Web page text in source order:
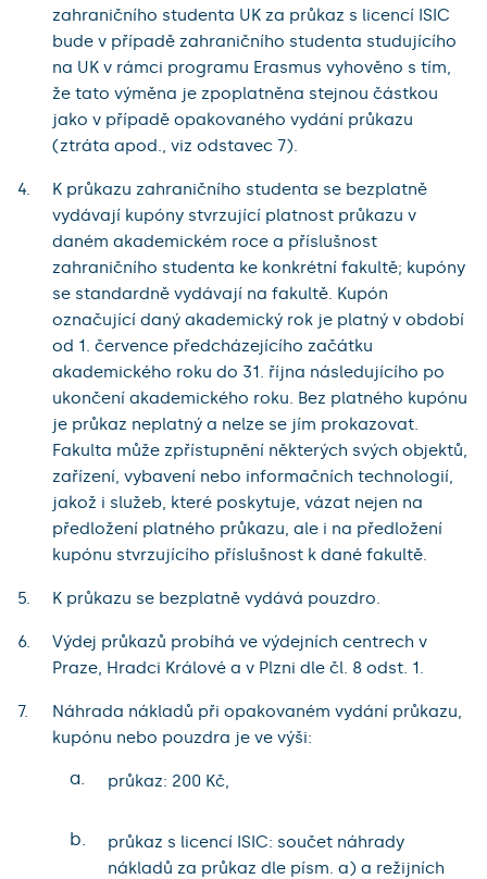
zahraničního studenta UK za průkaz s licencí ISIC
bude v případě zahraničního studenta studujícího
na UK v rámci programu Erasmus vyhověno s tím,
že tato výměna je zpoplatněna stejnou částkou
jako v případě opakovaného vydání průkazu
(ztráta apod., viz odstavec 7).
K průkazu zahraničního studenta se bezplatně
vydávají kupóny stvrzující platnost průkazu v
daném akademickém roce a příslušnost
zahraničního studenta ke konkrétní fakultě; kupóny
se standardně vydávají na fakultě. Kupón
označující daný akademický rok je platný v období
od 1. července předcházejícího začátku
akademického roku do 31. října následujícího po
ukončení akademického roku. Bez platného kupónu
je průkaz neplatný a nelze se jím prokazovat.
Fakulta může zpřístupnění některých svých objektů,
zařízení, vybavení nebo informačních technologií,
jakož i služeb, které poskytuje, vázat nejen na
předložení platného průkazu, ale i na předložení
kupónu stvrzujícího příslušnost k dané fakultě.
K průkazu se bezplatně vydává pouzdro.
Výdej průkazů probíhá ve výdejních centrech v
Praze, Hradci Králové a v Plzni dle čl. 8 odst. 1.
Náhrada nákladů při opakovaném vydání průkazu,
kupónu nebo pouzdra je ve výši:
a. průkaz: 200 Kč,
b.
průkaz s licencí ISIC: součet náhrady
nákladů za průkaz dle písm. a) a režijních